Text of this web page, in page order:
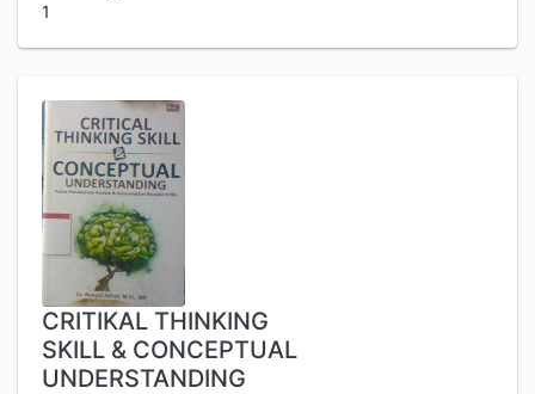
1
CRITIKAL THINKING
SKILL & CONCEPTUAL
UNDERSTANDING